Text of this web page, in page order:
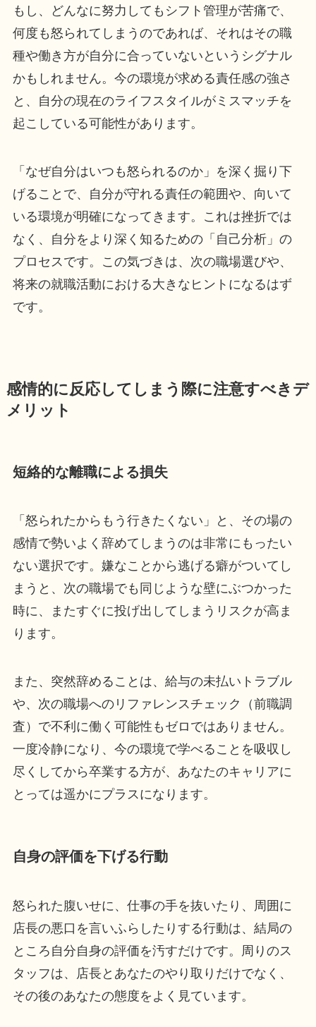
もし、どんなに努力してもシフト管理が苦痛で、
何度も怒られてしまうのであれば、それはその職
種や働き方が自分に合っていないというシグナル
かもしれません。今の環境が求める責任感の強さ
と、自分の現在のライフスタイルがミスマッチを
起こしている可能性があります。
「なぜ自分はいつも怒られるのか」を深く掘り下
げることで、自分が守れる責任の範囲や、向いて
いる環境が明確になってきます。これは挫折では
なく、自分をより深く知るための「自己分析」の
プロセスです。この気づきは、次の職場選びや、
将来の就職活動における大きなヒントになるはず
です。
感情的に反応してしまう際に注意すべきデ
メリット
短絡的な離職による損失
「怒られたからもう行きたくない」と、その場の
感情で勢いよく辞めてしまうのは非常にもったい
ない選択です。嫌なことから逃げる癖がついてし
まうと、次の職場でも同じような壁にぶつかった
時に、またすぐに投げ出してしまうリスクが高ま
ります。
また、突然辞めることは、給与の未払いトラブル
や、次の職場へのリファレンスチェック（前職調
査）で不利に働く可能性もゼロではありません。
一度冷静になり、今の環境で学べることを吸収し
尽くしてから卒業する方が、あなたのキャリアに
とっては遥かにプラスになります。
自身の評価を下げる行動
怒られた腹いせに、仕事の手を抜いたり、周囲に
店長の悪口を言いふらしたりする行動は、結局の
ところ自分自身の評価を汚すだけです。周りのス
タッフは、店長とあなたのやり取りだけでなく、
その後のあなたの態度をよく見ています。